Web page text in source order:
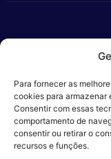
Para fornecer as
cookies para armazenar
Consentir com essas
comportamento de
consentir ou retirar o
recursos e funções.
Veros – Hospital